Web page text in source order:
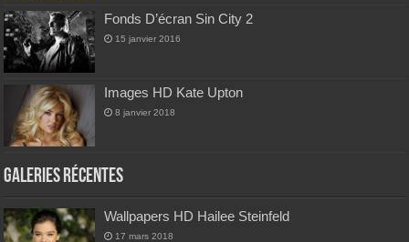
Fonds D’écran Sin City 2
15 janvier 2016
Images HD Kate Upton
8 janvier 2018
Galeries Récentes
Wallpapers HD Hailee Steinfeld
17 mars 2018